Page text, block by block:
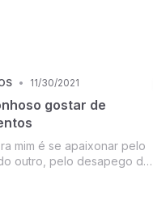
• 11/30/2021
gostar de
mim é se apaixonar pelo
outro, pelo desapego de